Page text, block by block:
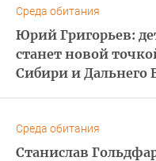
Среда обитания
Юрий Григорьев:
станет новой
Сибири и Дальнего
Среда обитания
Станислав